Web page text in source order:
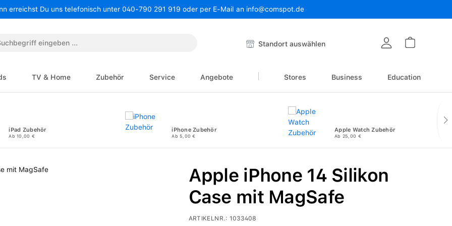
erreichst Du uns telefonisch unter 040-790 291 919 oder per E-Mail an info@comspot.de
Standort auswählen
TV & Home Zubehör Service Angebote Stores Business Education
iPad Zubehör
Ab 10,00 €
iPhone Zubehör
Ab 5,00 €
Apple Watch Zubehör
Ab 25,00 €
Apple iPhone 14 Silikon
Case mit MagSafe
ARTIKELNR.: 1033408